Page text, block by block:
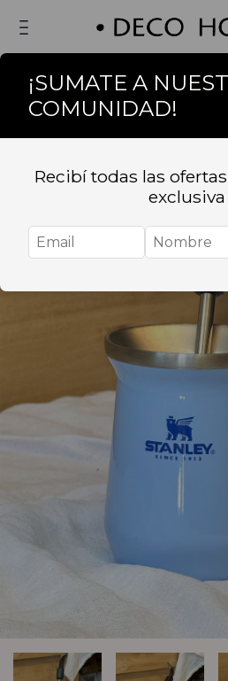
¡SUMATE A
COMUNIDAD!
Recibí todas las
exclusiva